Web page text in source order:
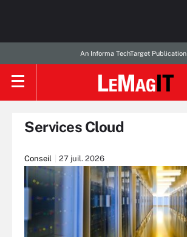
An Informa TechTarget Publication
Services Cloud
Conseil 27 juil. 2026